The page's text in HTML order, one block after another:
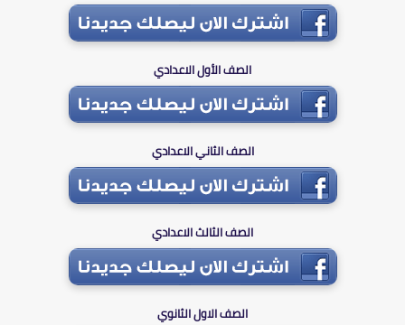
الصف الأول الاعدادي
الصف الثاني الاعدادي
الصف الثالث الاعدادي
الصف الاول الثانوي